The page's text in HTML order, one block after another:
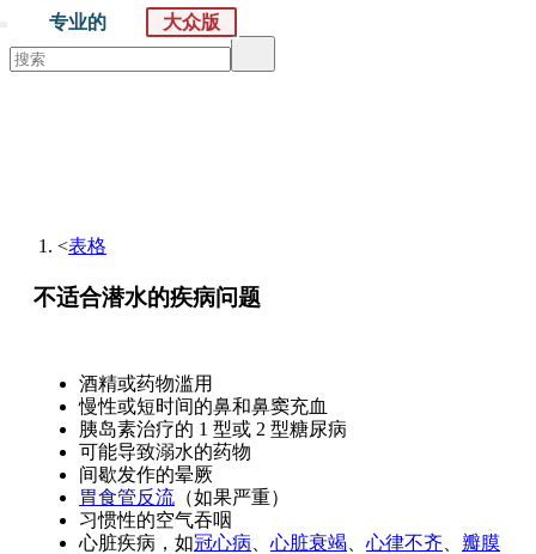
专业的 大众版
<表格
不适合潜水的疾病问题
酒精或药物滥用
慢性或短时间的鼻和鼻窦充血
胰岛素治疗的 1 型或 2 型糖尿病
可能导致溺水的药物
间歇发作的晕厥
胃食管反流 （如果严重）
习惯性的空气吞咽
心脏疾病，如冠心病 心脏衰竭 心律不齐
瓣膜